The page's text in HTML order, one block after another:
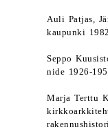
Auli Patjas,
kaupunki
Seppo
nide 1926-
Marja Terttu